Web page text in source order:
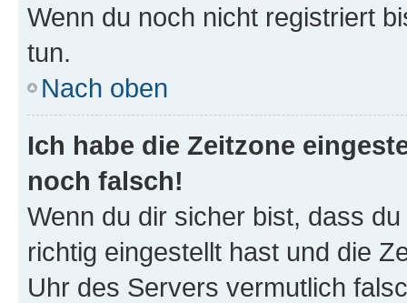
Wenn du noch nicht registriert
tun.
Nach oben
Ich habe die Zeitzone
noch falsch!
Wenn du dir sicher bist, dass
richtig eingestellt hast und die
Uhr des Servers vermutlich